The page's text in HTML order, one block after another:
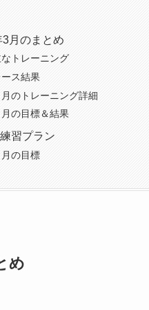
3月のまとめ
なトレーニング
ース結果
月のトレーニング詳細
月の目標＆結果
習プラン
月の目標
め